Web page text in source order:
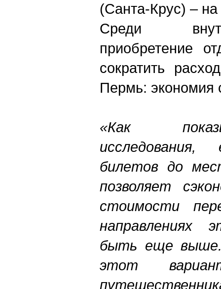
(Санта-Крус) – на
Среди
приобретение
сократить
Пермь: экономия
«Как
исследования,
билетов до
позволяет
стоимости
направлениях
быть еще
этот